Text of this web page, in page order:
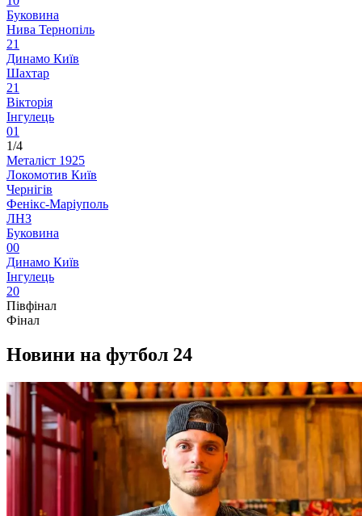
Буковина
Нива Тернопіль
21
Динамо Київ
Шахтар
21
Вікторія
Інгулець
01
1/4
Металіст 1925
Локомотив Київ
Чернігів
Фенікс-Маріуполь
ЛНЗ
Буковина
00
Динамо Київ
Інгулець
20
Півфінал
Фінал
Новини на футбол 24